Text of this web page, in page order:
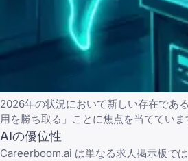
2026年の状況において新しい存在である
用を勝ち取る」ことに焦点を当ててい
AIの優位性
Careerboom.ai は単なる求人掲示板で